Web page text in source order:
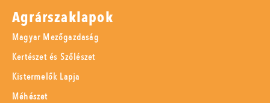
Agrárszaklapok
Magyar Mezőgazdaság
Kertészet és Szőlészet
Kistermelők Lapja
Méhészet